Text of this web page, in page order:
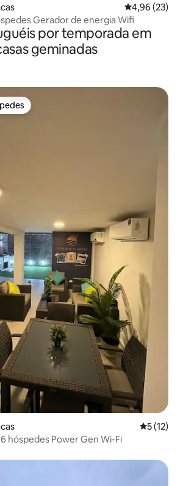
4,96 de uma
4,96 (23)
Gerador de energia Wifi
por temporada em
geminadas
5 de uma
5 (12)
hóspedes Power Gen Wi-Fi